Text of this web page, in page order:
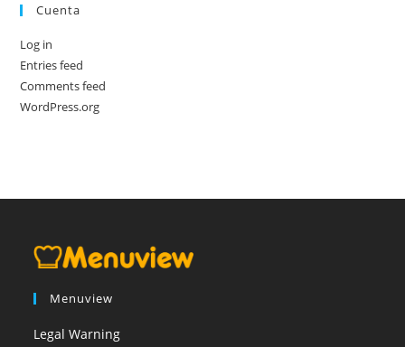
Cuenta
Log in
Entries feed
Comments feed
WordPress.org
Menuview
Legal Warning